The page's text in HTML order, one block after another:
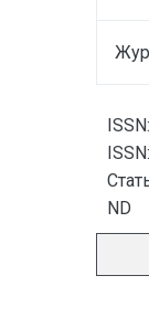
ISSN:
ISSN:
ND